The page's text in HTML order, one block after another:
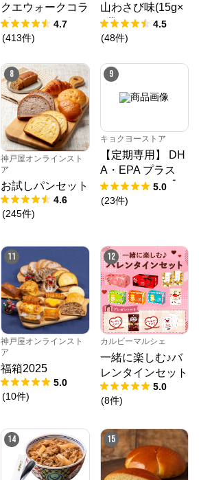
クエウォークコラ
ボセット
4.7
(413件)
山わさび味(15g×
8袋)
4.5
(48件)
8
神戸屋オンラインスト
ア
お試しパンセット
4.6
(245件)
9
キョクヨーストア
【定期専用】 DH
A・EPA プラス
クリルオイル【1
0%OFF】
5.0
(23件)
11
神戸屋オンラインスト
ア
福箱2025
5.0
(10件)
12
カルビーマルシェ
一緒に楽しむ♪バ
レンタインセット
5.0
(8件)
14 15